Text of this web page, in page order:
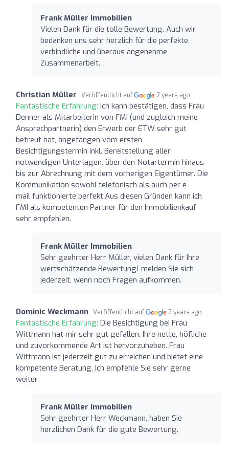
Frank Müller Immobilien
Vielen Dank für die tolle Bewertung. Auch wir
bedanken uns sehr herzlich für die perfekte,
verbindliche und überaus angenehme
Zusammenarbeit.
Christian Müller Veröffentlicht auf 2 years ago
Fantastische Erfahrung: Ich kann bestätigen, dass Frau
Denner als Mitarbeiterin von FMI (und zugleich meine
Ansprechpartnerin) den Erwerb der ETW sehr gut
betreut hat, angefangen vom ersten
Besichtigungstermin inkl. Bereitstellung aller
notwendigen Unterlagen, über den Notartermin hinaus
bis zur Abrechnung mit dem vorherigen Eigentümer. Die
Kommunikation sowohl telefonisch als auch per e-
mail funktionierte perfekt.Aus diesen Gründen kann ich
FMI als kompetenten Partner für den Immobilienkauf
sehr empfehlen.
Frank Müller Immobilien
Sehr geehrter Herr Müller, vielen Dank für Ihre
wertschätzende Bewertung! melden Sie sich
jederzeit, wenn noch Fragen aufkommen.
Dominic Weckmann Veröffentlicht auf 2 years ago
Fantastische Erfahrung: Die Besichtigung bei Frau
Wittmann hat mir sehr gut gefallen. Ihre nette, höfliche
und zuvorkommende Art ist hervorzuheben. Frau
Wittmann ist jederzeit gut zu erreichen und bietet eine
kompetente Beratung. Ich empfehle Sie sehr gerne
weiter.
Frank Müller Immobilien
Sehr geehrter Herr Weckmann, haben Sie
herzlichen Dank für die gute Bewertung.